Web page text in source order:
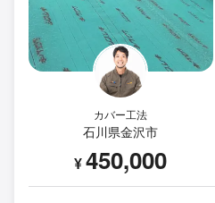
カバー工法
石川県金沢市
¥450,000